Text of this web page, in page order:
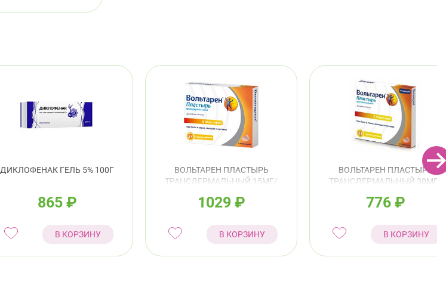
ДИКЛОФЕНАК ГЕЛЬ 5% 100Г
865 ₽
В КОРЗИНУ
ВОЛЬТАРЕН ПЛАСТЫРЬ
ТРАНСДЕРМАЛЬНЫЙ 15МГ/
1029 ₽
В КОРЗИНУ
ВОЛЬТАРЕН ПЛАСТЫРЬ
ТРАНСДЕРМАЛЬНЫЙ 30МГ/
776 ₽
В КОРЗИНУ